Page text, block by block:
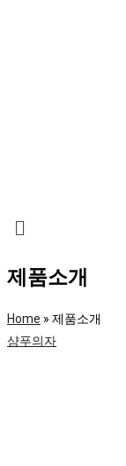
제품소개
Home » 제품소개
샴푸의자